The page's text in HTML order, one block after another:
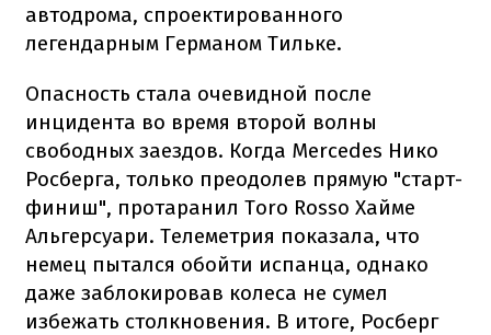
автодрома, спроектированного
легендарным Германом Тильке.
Опасность стала очевидной после
инцидента во время второй волны
свободных заездов. Когда Mercedes Нико
Росберга, только преодолев прямую "старт-
финиш", протаранил Toro Rosso Хайме
Альгерсуари. Телеметрия показала, что
немец пытался обойти испанца, однако
даже заблокировав колеса не сумел
избежать столкновения. В итоге, Росберг